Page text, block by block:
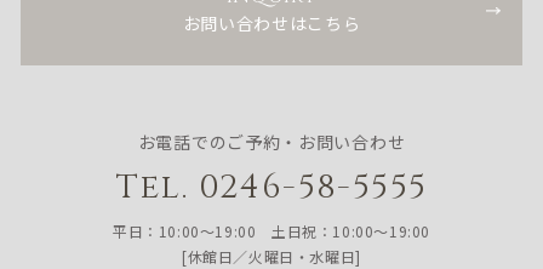
お問い合わせはこちら
お電話でのご予約・お問い合わせ
Tel. 0246-58-5555
平日：10:00〜19:00 土日祝：10:00〜19:00
[休館日／火曜日・水曜日]